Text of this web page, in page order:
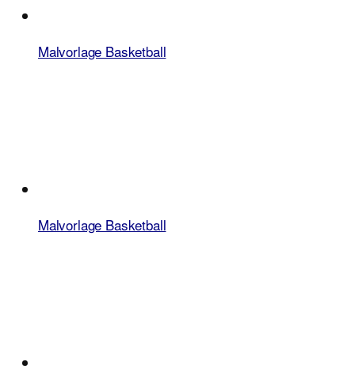
Malvorlage Basketball
Malvorlage Basketball